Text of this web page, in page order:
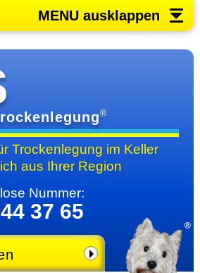
MENU ausklappen
®
Trocken­legung im Keller
aus Ihrer Region
Nummer:
37 65